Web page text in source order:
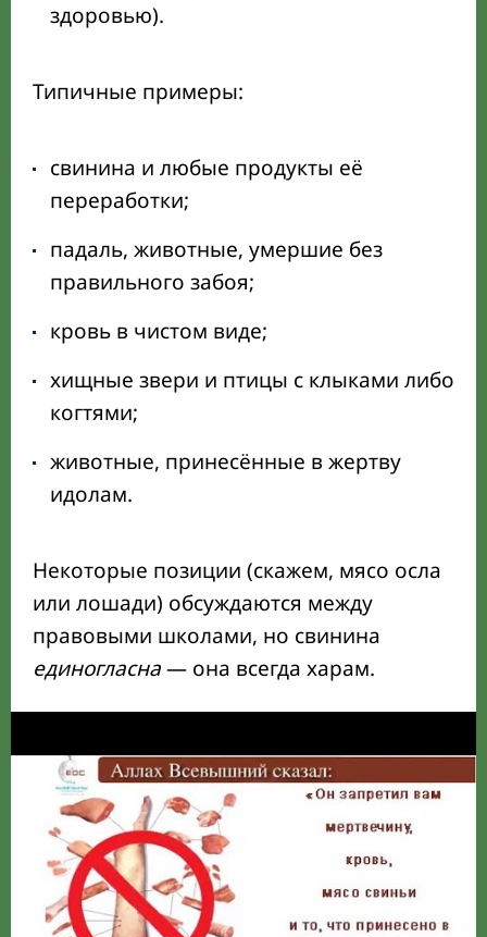
здоровью).
Типичные примеры:
свинина и любые продукты её
переработки;
падаль, животные, умершие без
правильного забоя;
кровь в чистом виде;
хищные звери и птицы с клыками либо
когтями;
животные, принесённые в жертву
идолам.
Некоторые позиции (скажем, мясо осла
или лошади) обсуждаются между
правовыми школами, но свинина
единогласна— она всегда харам.